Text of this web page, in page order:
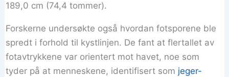
189,0 cm (74,4 tommer).
Forskerne undersøkte også hvordan fotsporene ble
spredt i forhold til kystlinjen. De fant at flertallet av
fotavtrykkene var orientert mot havet, noe som
tyder på at menneskene, identifisert som jeger-